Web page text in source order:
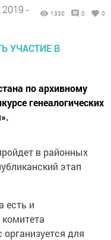
-
1330 0 0
по архивному
генеалогических
в районных
этап
есть и
для